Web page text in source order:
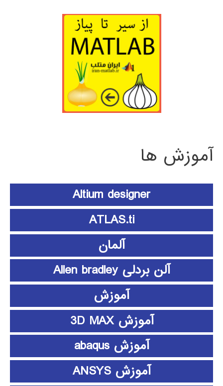
آموزش ها
Altium designer
ATLAS.ti
آلمان
آلن بردلی Allen bradley
آموزش
آموزش 3D MAX
آموزش abaqus
آموزش ANSYS